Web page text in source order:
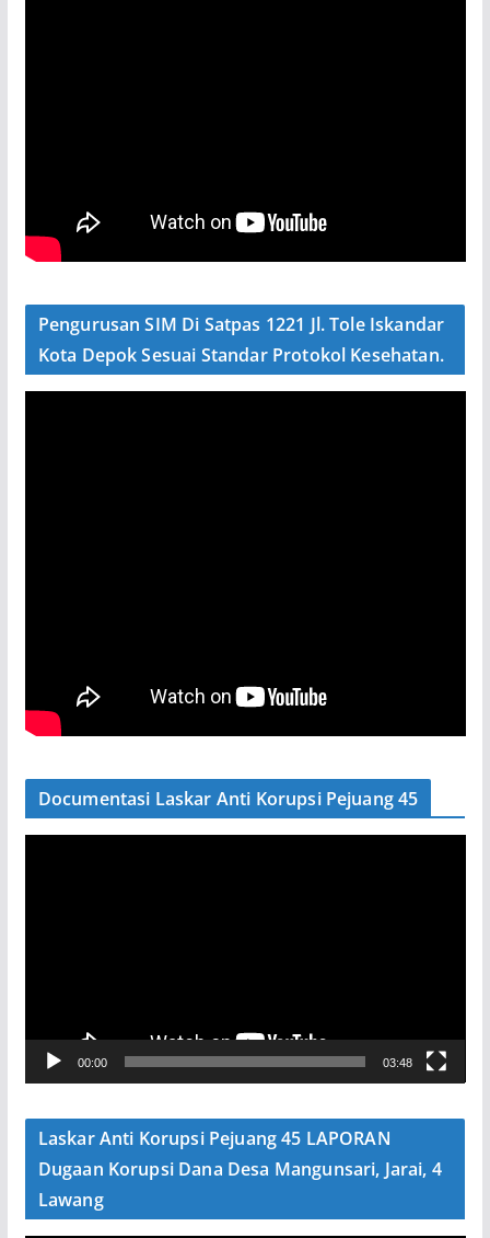
Pengurusan SIM Di Satpas 1221 Jl. Tole Iskandar
Kota Depok Sesuai Standar Protokol Kesehatan.
Documentasi Laskar Anti Korupsi Pejuang 45
V
e
00:00 03:48
Laskar Anti Korupsi Pejuang 45 LAPORAN
Dugaan Korupsi Dana Desa Mangunsari, Jarai, 4
Lawang